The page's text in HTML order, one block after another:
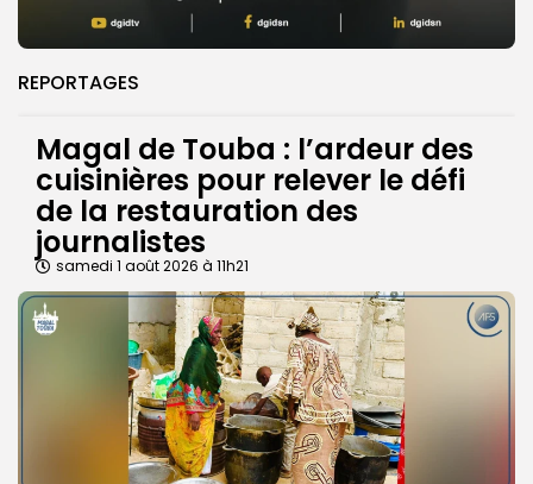
REPORTAGES
Magal de Touba : l’ardeur des
cuisinières pour relever le défi
de la restauration des
journalistes
samedi 1 août 2026 à 11h21